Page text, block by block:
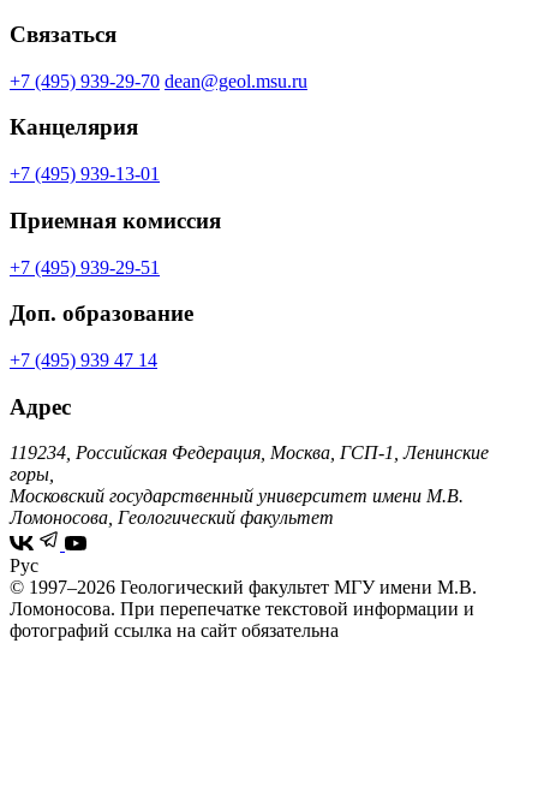
Связаться
+7 (495) 939-29-70 dean@geol.msu.ru
Канцелярия
+7 (495) 939-13-01
Приемная комиссия
+7 (495) 939-29-51
Доп. образование
+7 (495) 939 47 14
Адрес
119234, Российская Федерация, Москва, ГСП-1, Ленинские
горы,
Московский государственный университет имени М.В.
Ломоносова, Геологический факультет
Рус
© 1997–2026 Геологический факультет МГУ имени М.В.
Ломоносова. При перепечатке текстовой информации и
фотографий ссылка на сайт обязательна